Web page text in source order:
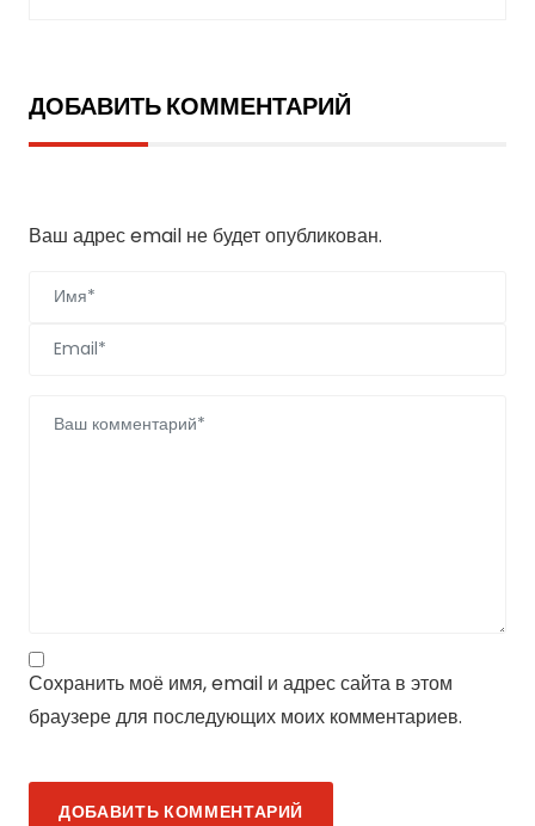
ДОБАВИТЬ КОММЕНТАРИЙ
Ваш адрес email не будет опубликован.
Сохранить моё имя, email и адрес сайта в этом
браузере для последующих моих комментариев.
ДОБАВИТЬ КОММЕНТАРИЙ